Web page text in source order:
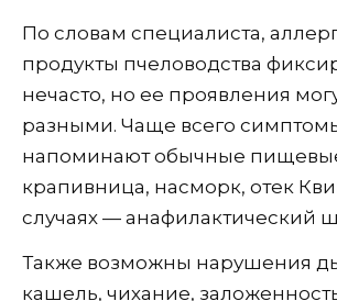
По словам специалиста,
продукты пчеловодства
нечасто, но ее проявления
разными. Чаще всего
напоминают обычные
крапивница, насморк, отек
случаях — анафилактический
Также возможны нарушения
кашель, чихание,